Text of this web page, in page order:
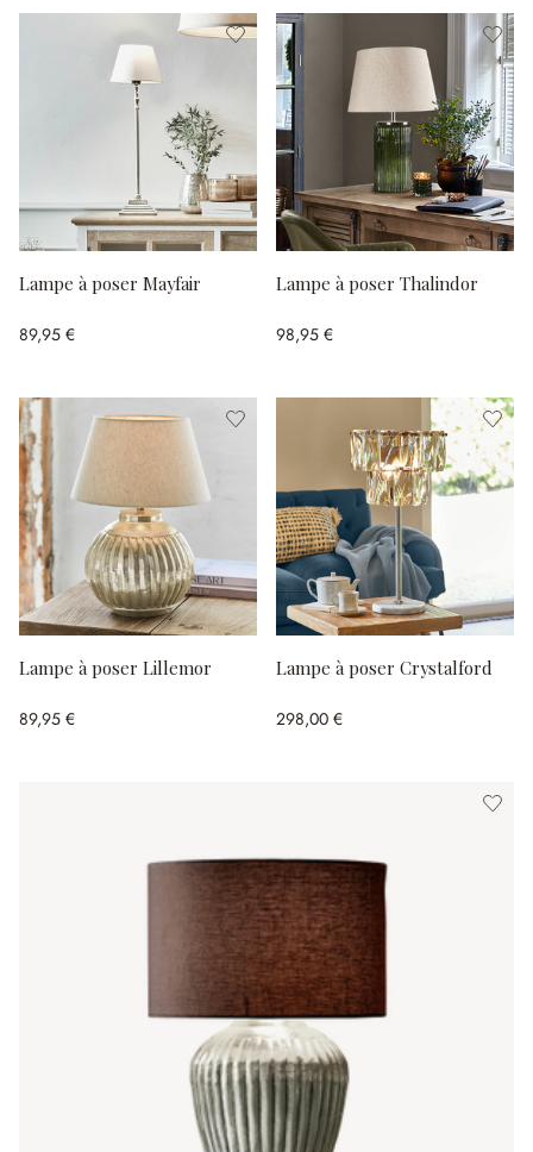
Lampe à poser Mayfair
89,95 €
Lampe à poser Thalindor
98,95 €
Lampe à poser Lillemor
89,95 €
Lampe à poser Crystalford
298,00 €